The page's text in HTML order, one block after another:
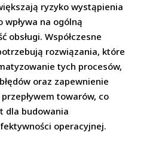
ryzyko wystąpienia
wpływa na ogólną
obsługi. Współczesne
rozwiązania, które
tych procesów,
oraz zapewnienie
towarów, co
dla budowania
operacyjnej.